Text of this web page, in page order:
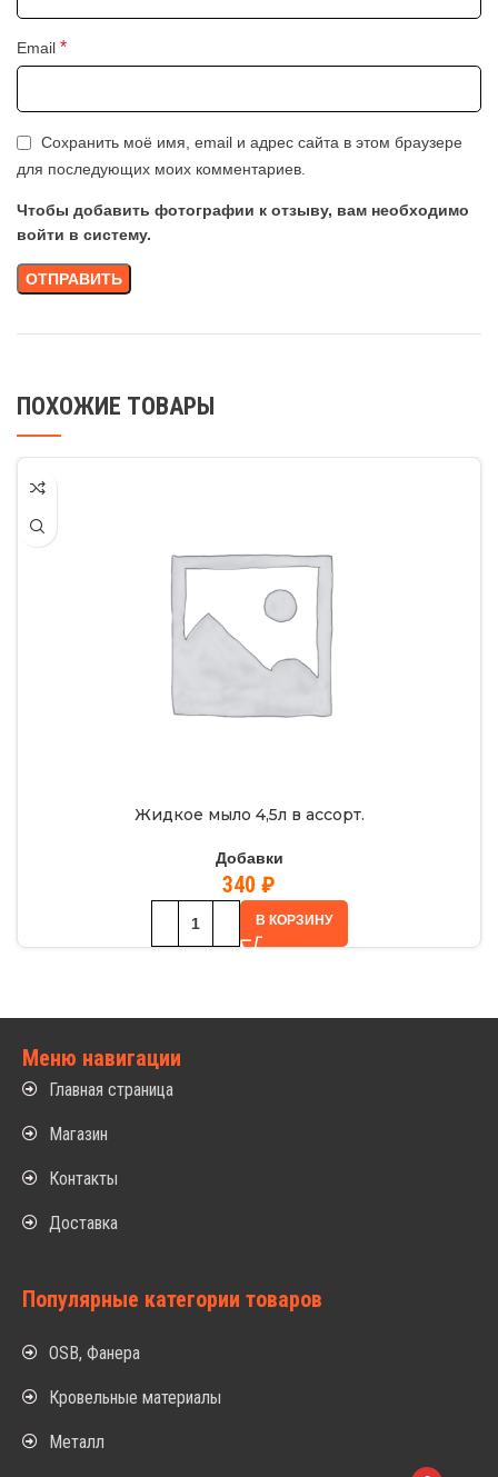
Email *
Сохранить моё имя, email и адрес сайта в этом браузере
для последующих моих комментариев.
Чтобы добавить фотографии к отзыву, вам необходимо
войти в систему.
ПОХОЖИЕ ТОВАРЫ
Жидкое мыло 4,5л в ассорт.
Добавки
340 ₽
В КОРЗИНУ
Меню навигации
Главная страница
Магазин
Контакты
Доставка
Популярные категории товаров
OSB, Фанера
Кровельные материалы
Металл